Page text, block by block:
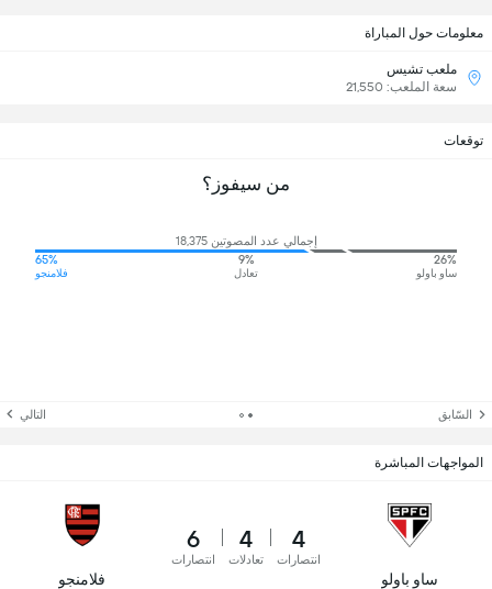
معلومات حول المباراة
ملعب تشيس
سعة الملعب: 21,550
توقعات
من سيفوز؟
إجمالي عدد المصوتين 18,375
26%
ساو باولو
9%
تعادل
65%
فلامنجو
السّابق التالي
المواجهات المباشرة
ساو باولو
4
انتصارات
4
تعادلات
6
انتصارات
فلامنجو